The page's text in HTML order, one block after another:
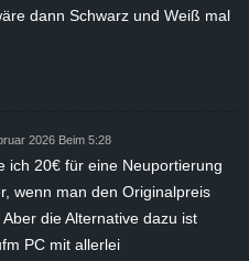
dann Schwarz und Weiß mal
2026 Beim 5:28
ich 20€ für eine Neuportierung
wenn man den Originalpreis
die Alternative dazu ist
PC mit allerlei